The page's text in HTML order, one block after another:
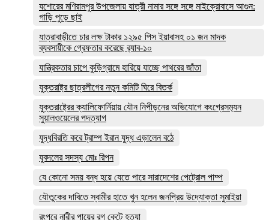
যশোরের মণিরামপুর উপজেলায় যাত্রী নামার সঙ্গে সঙ্গে মাইক্রোবাসে আগুন:
গাড়ি পুড়ে ছাই
যাত্রাবাড়ীতে চার লক্ষ টাকার ১২৯৫ পিস ইয়াবাসহ ০১ জন মাদক
ব্যবসায়ীকে গ্রেফতার করেছে র‌্যাব-১০
যান্ত্রিকতার চাপে কুড়িগ্রামে হারিয়ে যাচ্ছে পাথরের জাঁতা
যুক্তরাষ্ট্র ছাত্রলীগের নতুন কমিটি ঘিরে বিতর্ক
যুক্তরাষ্ট্রের ক্যালিফোর্নিয়ায় যৌন নিপীড়নের অভিযোগে কংগ্রেসম‍্যন
সুয়ালওয়েলের পদত্যাগ
যুদ্ধবিরতি করে ট্রাম্প ইরান যুদ্ধ এড়ালেন বঠে
যুবদলের সদস্য মোঃ রিপন
যে কোনো সময় বন্ধ হয়ে যেতে পারে সারাদেশের পেট্রোল পাম্প
যৌতুকের দাবিতে স্বামীর হাতে খুন হলেন জনপ্রিয় উদ্যোক্তা সুমাইয়া
রংপুরে নারীর পায়ের রগ কেটে হত্যা